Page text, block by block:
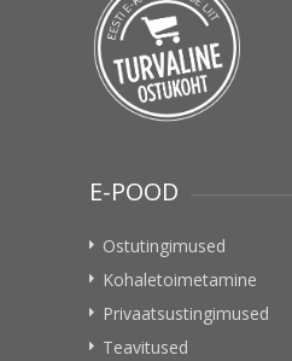
E-POOD
Ostutingimused
Kohaletoimetamine
Privaatsustingimused
Teavitused